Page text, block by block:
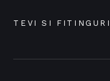
TEVI SI